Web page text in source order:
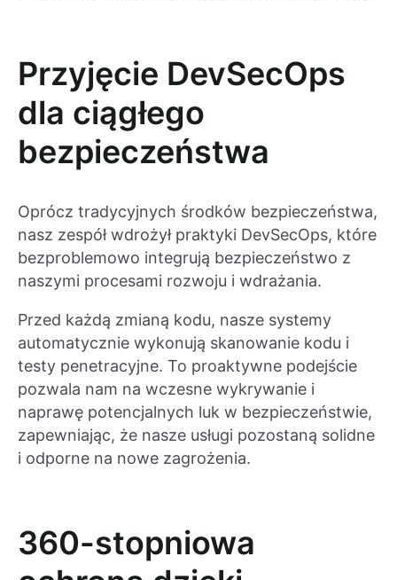
Przyjęcie DevSecOps
dla ciągłego
bezpieczeństwa
Oprócz tradycyjnych środków bezpieczeństwa,
nasz zespół wdrożył praktyki DevSecOps, które
bezproblemowo integrują bezpieczeństwo z
naszymi procesami rozwoju i wdrażania.
Przed każdą zmianą kodu, nasze systemy
automatycznie wykonują skanowanie kodu i
testy penetracyjne. To proaktywne podejście
pozwala nam na wczesne wykrywanie i
naprawę potencjalnych luk w bezpieczeństwie,
zapewniając, że nasze usługi pozostaną solidne
i odporne na nowe zagrożenia.
360-stopniowa